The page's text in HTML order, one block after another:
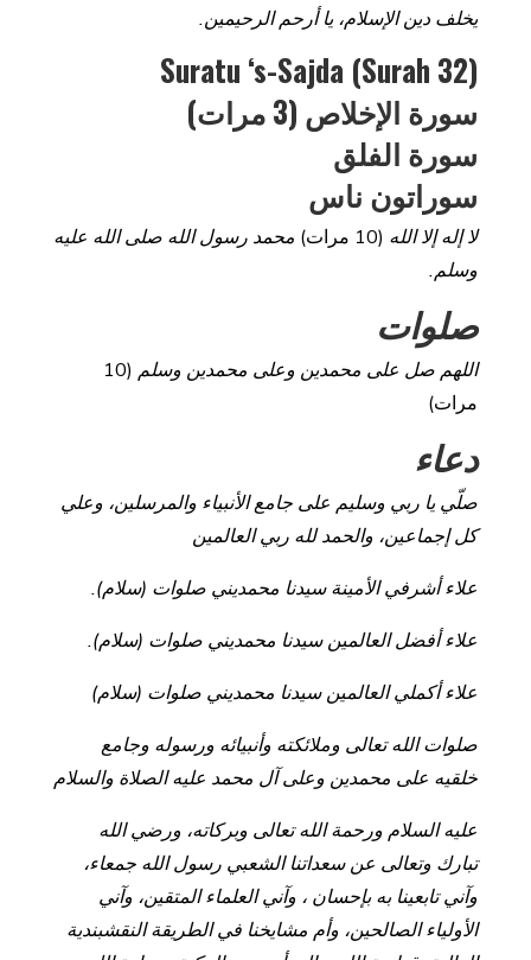
يخلف دين الإسلام، يا أرحم الرحيمين.
Suratu ‘s-Sajda (Surah 32)
سورة الإخلاص (3 مرات)
سورة الفلق
سوراتون ناس
لا إله إلا الله (10 مرات)
محمد رسول الله صلى الله عليه
وسلم.
صلوات
اللهم صل على محمدين وعلى محمدين وسلم (10
مرات)
دعاء
صلّي يا ربي وسليم على جامع الأنبياء والمرسلين، وعلي
كل إجماعين، والحمد لله ربي العالمين
علاء أشرفي الأمينة سيدنا محمديني صلوات (سلام).
علاء أفضل العالمين سيدنا محمديني صلوات (سلام).
علاء أكملي العالمين سيدنا محمديني صلوات (سلام)
صلوات الله تعالى وملائكته وأنبيائه ورسوله وجامع
خلقيه على محمدين وعلى آل محمد عليه الصلاة والسلام
عليه السلام ورحمة الله تعالى وبركاته، ورضي الله
تبارك وتعالى عن سعداتنا الشعبي رسول الله جمعاء،
وآني تابعينا به بإحسان ، وآني العلماء المتقين، وآني
الأولياء الصالحين، وأم مشايخنا في الطريقة النقشبندية